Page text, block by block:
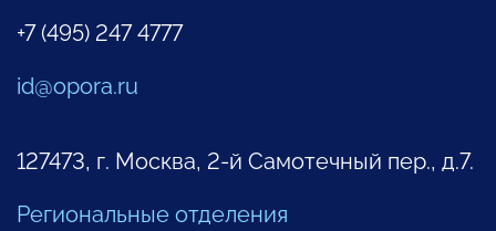
+7 (495) 247 4777
id@opora.ru
127473, г. Москва, 2-й Самотечный пер., д.7.
Региональные отделения